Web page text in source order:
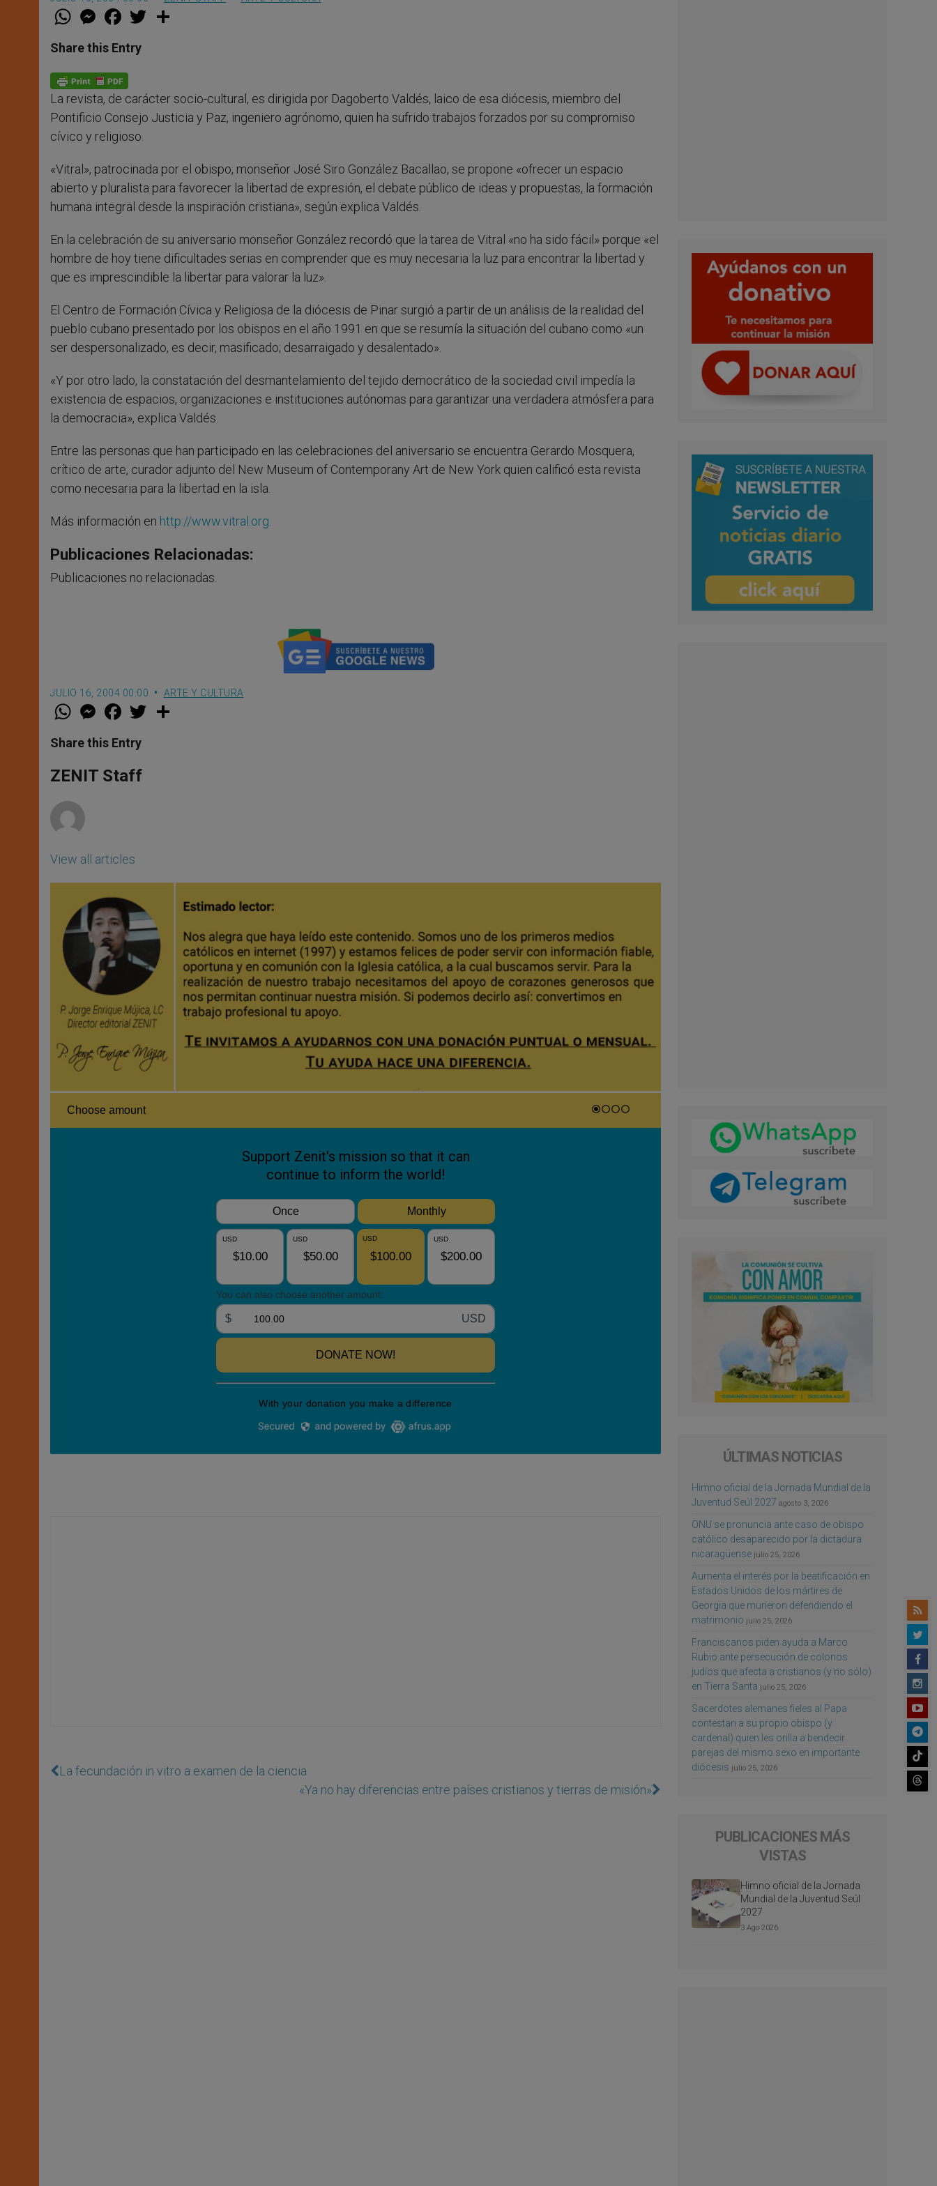
W
t
s
p
p
M
e
s
e
g
e
r
F
a
e
b
o
k
w
Share this Entry
La revista, de carácter socio-cultural, es dirigida por Dagoberto Valdés, laico de esa diócesis, miembro del
Pontificio Consejo Justicia y Paz, ingeniero agrónomo, quien ha sufrido trabajos forzados por su compromiso
cívico y religioso.
«Vitral», patrocinada por el obispo, monseñor José Siro González Bacallao, se propone «ofrecer un espacio
abierto y pluralista para favorecer la libertad de expresión, el debate público de ideas y propuestas, la formación
humana integral desde la inspiración cristiana», según explica Valdés.
En la celebración de su aniversario monseñor González recordó que la tarea de Vitral «no ha sido fácil» porque «el
hombre de hoy tiene dificultades serias en comprender que es muy necesaria la luz para encontrar la libertad y
que es imprescindible la libertar para valorar la luz».
El Centro de Formación Cívica y Religiosa de la diócesis de Pinar surgió a partir de un análisis de la realidad del
pueblo cubano presentado por los obispos en el año 1991 en que se resumía la situación del cubano como «un
ser despersonalizado, es decir, masificado; desarraigado y desalentado».
«Y por otro lado, la constatación del desmantelamiento del tejido democrático de la sociedad civil impedía la
existencia de espacios, organizaciones e instituciones autónomas para garantizar una verdadera atmósfera para
la democracia», explica Valdés.
Entre las personas que han participado en las celebraciones del aniversario se encuentra Gerardo Mosquera,
crítico de arte, curador adjunto del New Museum of Contemporany Art de New York quien calificó esta revista
como necesaria para la libertad en la isla.
Más información en http://www.vitral.org.
Publicaciones Relacionadas:
Publicaciones no relacionadas.
JULIO 16, 2004 00:00 ARTE Y CULTURA
W
t
s
p
p
M
e
s
e
g
e
F
a
e
b
o
k
w
Share this Entry
ZENIT Staff
View all articles
La fecundación in vitro a examen de la ciencia
«Ya no hay diferencias entre países cristianos y tierras de misión»
ÚLTIMAS NOTICIAS
Himno oficial de la Jornada Mundial de la
Juventud Seúl 2027 agosto 3, 2026
ONU se pronuncia ante caso de obispo
católico desaparecido por la dictadura
nicaragüense julio 25, 2026
Aumenta el interés por la beatificación en
Estados Unidos de los mártires de
Georgia que murieron defendiendo el
matrimonio julio 25, 2026
Franciscanos piden ayuda a Marco
Rubio ante persecución de colonos
judíos que afecta a cristianos (y no sólo)
en Tierra Santa julio 25, 2026
Sacerdotes alemanes fieles al Papa
contestan a su propio obispo (y
cardenal) quien les orilla a bendecir
parejas del mismo sexo en importante
diócesis julio 25, 2026
PUBLICACIONES MÁS
VISTAS
Himno oficial de la Jornada
Mundial de la Juventud Seúl
2027
3 Ago 2026